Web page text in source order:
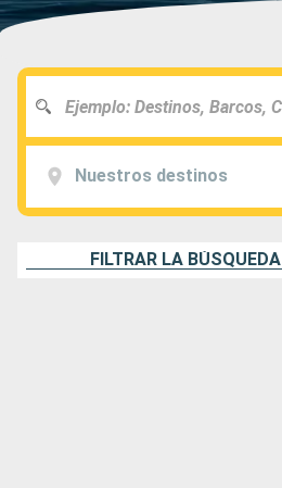
Nuestros destinos
FILTRAR LA BÚSQUEDA